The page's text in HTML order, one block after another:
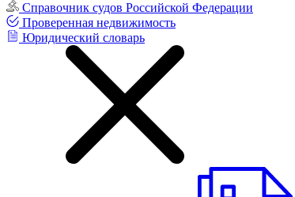
Справочник судов Российской Федерации
Проверенная недвижимость
Юридический словарь